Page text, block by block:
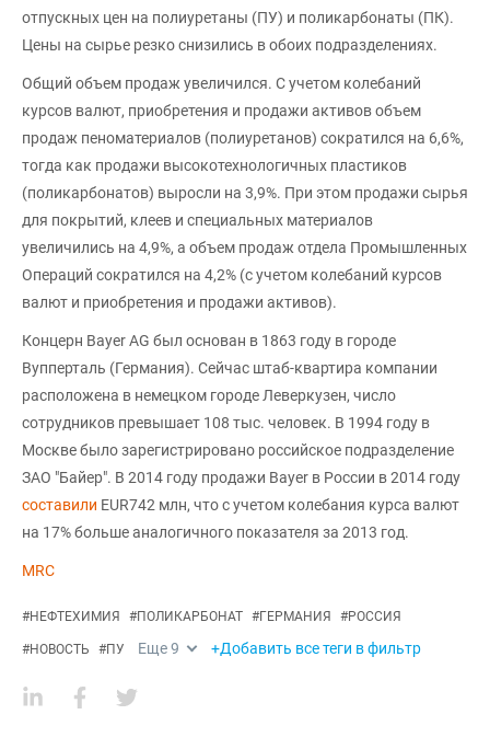
отпускных цен на полиуретаны (ПУ) и поликарбонаты (ПК).
Цены на сырье резко снизились в обоих подразделениях.
Общий объем продаж увеличился. С учетом колебаний
курсов валют, приобретения и продажи активов объем
продаж пеноматериалов (полиуретанов) сократился на 6,6%,
тогда как продажи высокотехнологичных пластиков
(поликарбонатов) выросли на 3,9%. При этом продажи сырья
для покрытий, клеев и специальных материалов
увеличились на 4,9%, а объем продаж отдела Промышленных
Операций сократился на 4,2% (с учетом колебаний курсов
валют и приобретения и продажи активов).
Концерн Bayer AG был основан в 1863 году в городе
Вупперталь (Германия). Сейчас штаб-квартира компании
расположена в немецком городе Леверкузен, число
сотрудников превышает 108 тыс. человек. В 1994 году в
Москве было зарегистрировано российское подразделение
ЗАО "Байер". В 2014 году продажи Bayer в России в 2014 году
составили EUR742 млн, что с учетом колебания курса валют
на 17% больше аналогичного показателя за 2013 год.
MRC
#НЕФТЕХИМИЯ #ПОЛИКАРБОНАТ #ГЕРМАНИЯ #РОССИЯ
#НОВОСТЬ #ПУ Еще9 +Добавить все теги в фильтр